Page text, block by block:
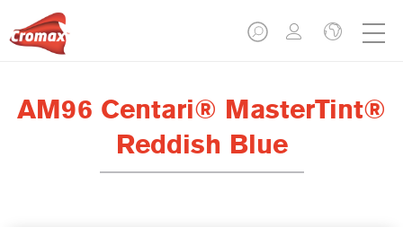
AM96 Centari® MasterTint®
Reddish Blue